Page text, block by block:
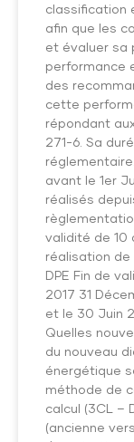
classification
afin que les
et évaluer sa
performance
des
cette
répondant
271-6. Sa
avant le 1er
réalisés
validité de 10
réalisation
DPE Fin de
2017 31
et le 30 Juin
Quelles
du nouveau
énergétique
méthode de
calcul (3CL –
(ancienne